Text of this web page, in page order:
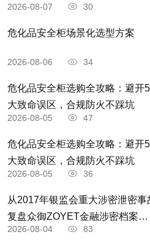
建筑起重机械安全技术
料：
证明等原始资料；
（二）定期检验报告、
定期维护保养记录、维修
故障和生产安全事故记录
（三）历次安装验收资
第十条 从事建筑起重
2026-08-07 30
危化品安全柜场景化选型方案
2026-08-06 34
危化品安全柜选购全攻略：避开5
大致命误区，合规防火不踩坑
2026-08-05 47
​危化品安全柜选购全攻略：避开5
大致命误区，合规防火不踩坑
2026-08-05 36
从2017年银监会重大涉密泄密事
复盘众御ZOYET金融涉密档案耗
材全闭环安防存储升级解决方案
2026-08-04 83